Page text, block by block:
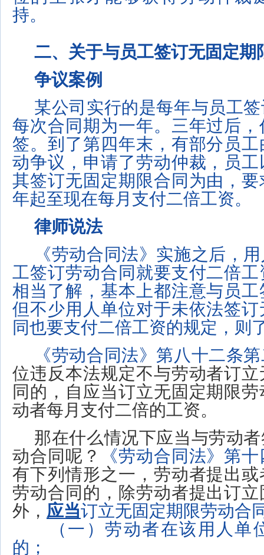
持。
二、关于与员工签订无固定期
争议案例
某公司实行的是每年与员工
每次合同期为一年。三年过后
签。到了第四年末，有部分员
动争议，申请了劳动仲裁，员
其签订无固定期限合同为由，
年起至现在每月支付二倍工资。
律师说法
《劳动合同法》实施之后，
工签订劳动合同就要支付二倍
相当了解，基本上都注意与员
但不少用人单位对于未依法签
同也要支付二倍工资的规定，则
《劳动合同法》 第八十二条
位违反本法规定不与劳动者订
同的，自应当订立无固定期限
动者每月支付二倍的工资。
那在什么情况下应当与劳动
动合同 呢？ 《劳动合同法》 第十
有下列情形之一，劳动者提出
劳动合同的，除劳动者提出订
外， 应当订立无固定期限劳动合
（一）劳动者在该用人单
的；